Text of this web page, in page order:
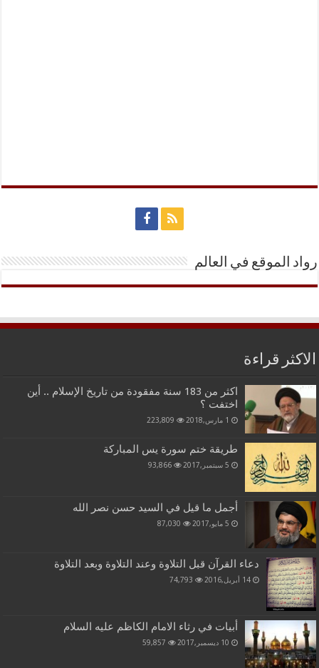
رواد الموقع في العالم
الاكثر قراءة
اكثر من 183 سنة مفقودة من تاريخ الإسلام .. أين
اختفت ؟
1 مارس,2018 223,809
طريقة ختم سورة يس المباركة
5 سبتمبر,2017 93,866
أجمل ما قيل في السيد حسن نصر الله
5 مايو,2017 87,030
دعاء القرآن قبل التلاوة وعند التلاوة وبعد التلاوة
14 أبريل,2016 74,793
أبيات في رثاء الامام الكاظم عليه السلام
10 ديسمبر,2017 59,857